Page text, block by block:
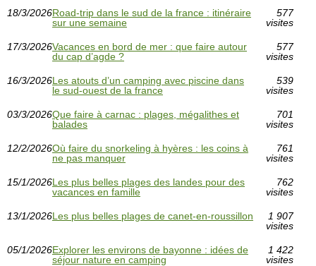
18/3/2026Road-trip dans le sud de la france : itinéraire
sur une semaine
577
visites
17/3/2026Vacances en bord de mer : que faire autour
du cap d’agde ?
577
visites
16/3/2026Les atouts d’un camping avec piscine dans
le sud-ouest de la france
539
visites
03/3/2026Que faire à carnac : plages, mégalithes et
balades
701
visites
12/2/2026Où faire du snorkeling à hyères : les coins à
ne pas manquer
761
visites
15/1/2026Les plus belles plages des landes pour des
vacances en famille
762
visites
13/1/2026Les plus belles plages de canet-en-roussillon
1 907
visites
05/1/2026Explorer les environs de bayonne : idées de
séjour nature en camping
1 422
visites